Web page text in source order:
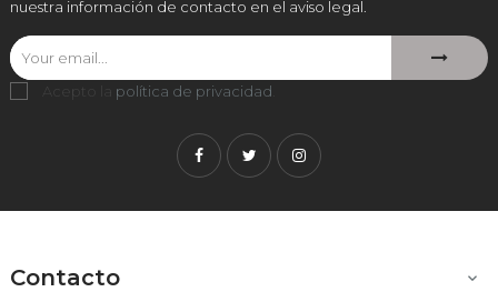
nuestra información de contacto en el aviso legal.
Acepto la política de privacidad
FacebookTwitterInstagram
Contacto 